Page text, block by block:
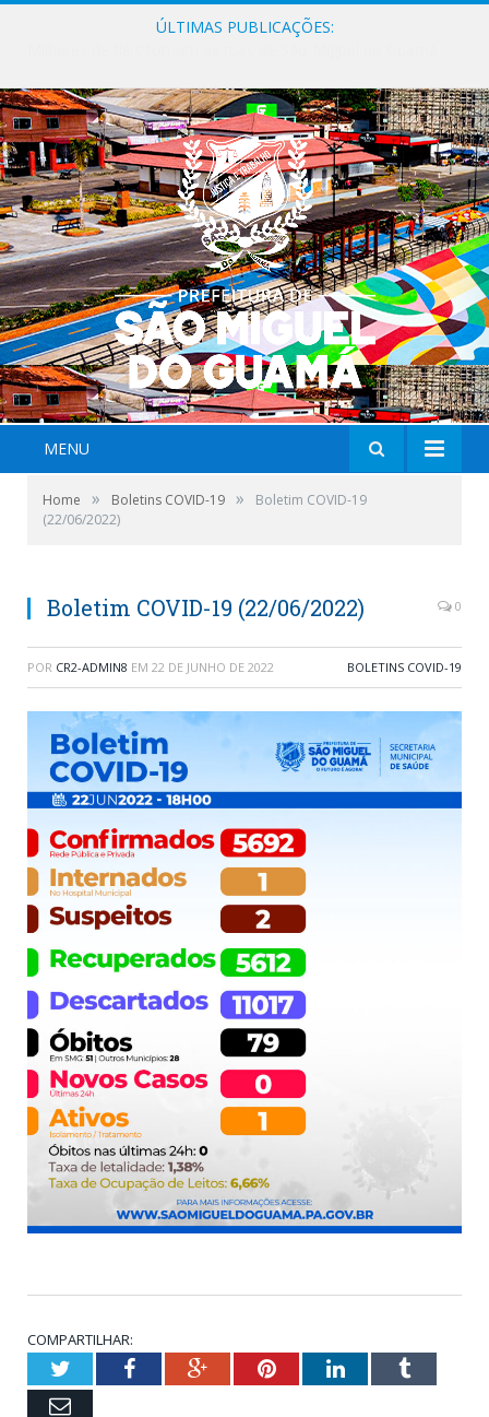
ÚLTIMAS PUBLICAÇÕES:
MENU
Home » Boletins COVID-19 »
Boletim COVID-19
(22/06/2022)
Boletim COVID-19 (22/06/2022) 0
POR CR2-ADMIN8 EM 22 DE JUNHO DE 2022 BOLETINS COVID-19
COMPARTILHAR:
TwitterFacebookGoogle+PinterestLinkedInTumblr
Email